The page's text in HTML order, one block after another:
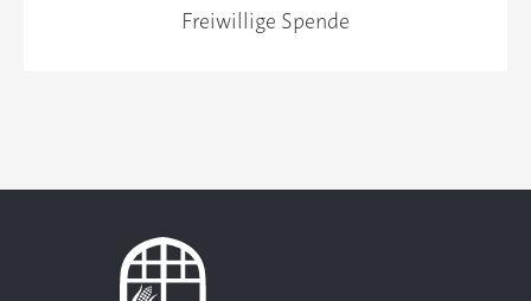
Freiwillige Spende